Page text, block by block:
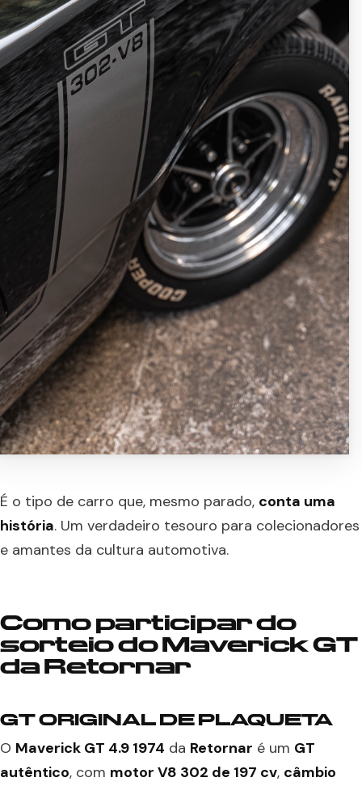
É o tipo de carro que, mesmo parado, conta uma
história. Um verdadeiro tesouro para colecionadores
e amantes da cultura automotiva.
Como participar do
sorteio do Maverick GT
da Retornar
GT ORIGINAL DE PLAQUETA
O Maverick GT 4.9 1974 da Retornar é um GT
autêntico, com motor V8 302 de 197 cv, câmbio